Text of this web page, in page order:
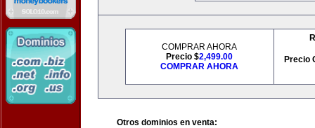
COMPRAR AHORA
Precio $2,499.00
COMPRAR AHORA
Precio
Otros dominios en venta: